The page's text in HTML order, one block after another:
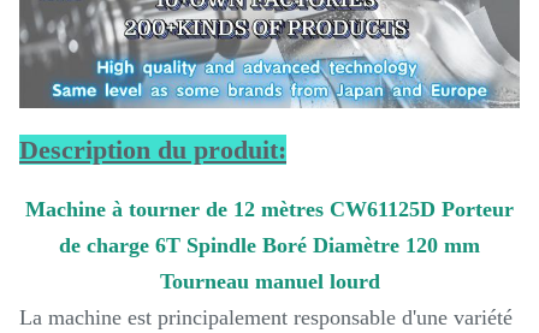
Description du produit:
Machine à tourner de 12 mètres CW61125D Porteur
de charge 6T Spindle Boré Diamètre 120 mm
Tourneau manuel lourd
La machine est principalement responsable d'une variété